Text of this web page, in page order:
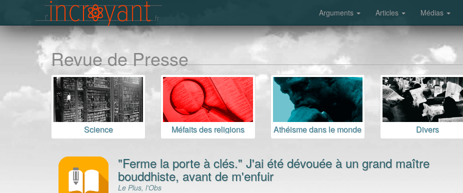
Arguments Articles Médias
Revue de Presse
Science Méfaits des religions Athéisme dans le monde Divers
"Ferme la porte à clés." J'ai été dévouée à un grand maître
bouddhiste, avant de m'enfuir
Le Plus, l'Obs